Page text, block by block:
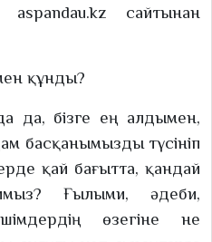
сайтынан
құнды?
да, бізге ең алдымен,
басқанымызды түсініп
қай бағытта, қандай
Ғылыми, әдеби,
өзегіне не